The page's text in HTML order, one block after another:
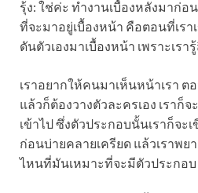
รุ้ง: ใช่ค่ะ ทำงานเบื้องหลังมาก่
ที่จะมาอยู่เบื้องหน้า คือตอนที่เรา
ดันตัวเองมาเบื้องหน้า เพราะเรา
เราอยากให้คนมาเห็นหน้าเรา ต
แล้วก็ต้องวางตัวละครเอง เราก็
เข้าไป ซึ่งตัวประกอบนั้นเราก็จะ
ก่อนบ่ายคลายเครียด แล้วเราพ
ไหนที่มันเหมาะที่จะมีตัวประกอบ